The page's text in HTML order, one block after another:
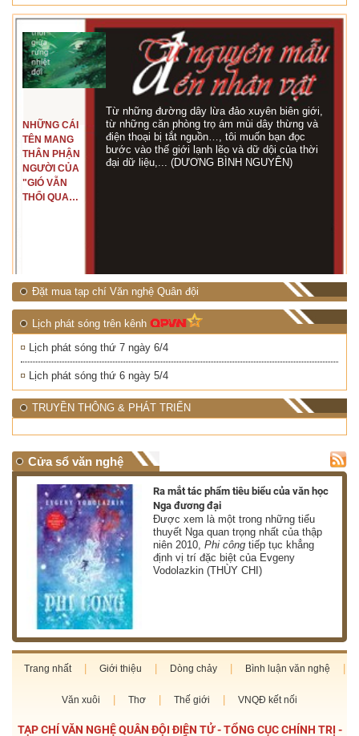
NHỮNG CÁI
TÊN MANG
THÂN PHẬN
NGƯỜI CỦA
"GIÓ VẪN
THỔI QUA
Từ những đường dây lừa đảo xuyên biên giới,
từ những căn phòng trọ ám mùi dây thừng và
điện thoại bị tắt nguồn…, tôi muốn bạn đọc
bước vào thế giới lạnh lẽo và dữ dội của thời
đại dữ liệu,... (DƯƠNG BÌNH NGUYÊN)
Đặt mua tạp chí Văn nghệ Quân đội
Lịch phát sóng trên kênh
Lịch phát sóng thứ 7 ngày 6/4
Lịch phát sóng thứ 6 ngày 5/4
TRUYỀN THÔNG & PHÁT TRIỂN
Cửa sổ văn nghệ
Ra mắt tác phẩm tiêu biểu của văn học
Nga đương đại
Được xem là một trong những tiểu
thuyết Nga quan trọng nhất của thập
niên 2010,Phi công tiếp tục khẳng
định vị trí đặc biệt của Evgeny
Vodolazkin (THÙY CHI)
Trang nhất Giới thiệu Dòng chảy Bình luận văn nghệ
Văn xuôi Thơ Thế giới VNQĐ kết nối
TẠP CHÍ VĂN NGHỆ QUÂN ĐỘI ĐIỆN TỬ - TỔNG CỤC CHÍNH TRỊ -